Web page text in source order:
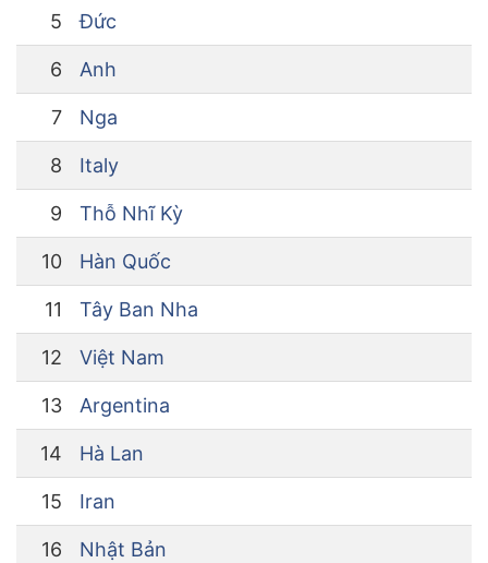
5 Đức
6 Anh
7 Nga
8 Italy
9 Thỗ Nhĩ Kỳ
10 Hàn Quốc
11 Tây Ban Nha
12 Việt Nam
13 Argentina
14 Hà Lan
15 Iran
16 Nhật Bản